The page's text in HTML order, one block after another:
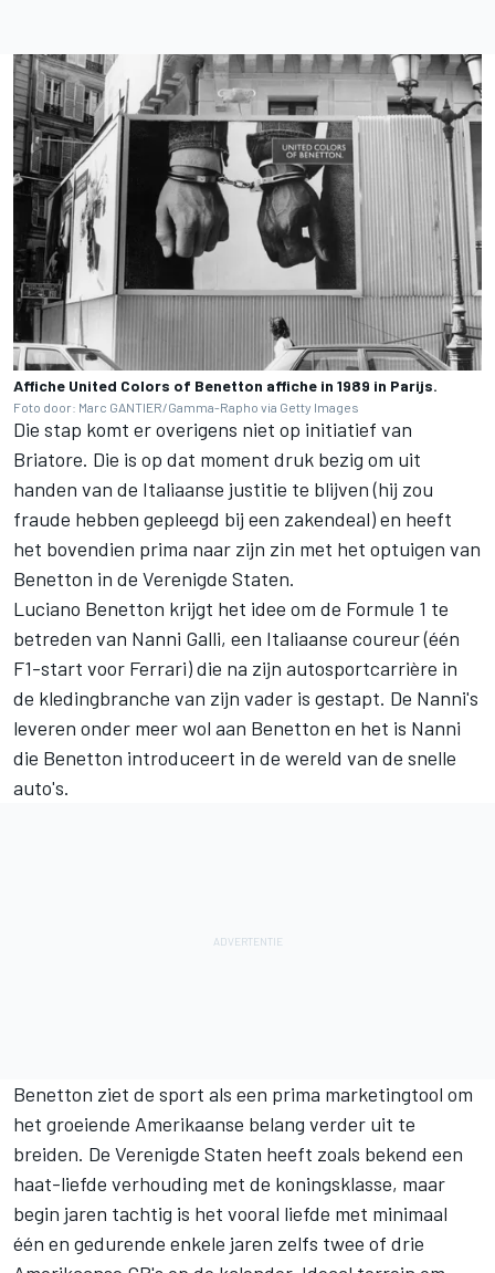
Affiche United Colors of Benetton affiche in 1989 in Parijs.
Foto door: Marc GANTIER/Gamma-Rapho via Getty Images
Die stap komt er overigens niet op initiatief van
Briatore. Die is op dat moment druk bezig om uit
handen van de Italiaanse justitie te blijven (hij zou
fraude hebben gepleegd bij een zakendeal) en heeft
het bovendien prima naar zijn zin met het optuigen van
Benetton in de Verenigde Staten.
Luciano Benetton krijgt het idee om de Formule 1 te
betreden van Nanni Galli, een Italiaanse coureur (één
F1-start voor Ferrari) die na zijn autosportcarrière in
de kledingbranche van zijn vader is gestapt. De Nanni's
leveren onder meer wol aan Benetton en het is Nanni
die Benetton introduceert in de wereld van de snelle
auto's.
Benetton ziet de sport als een prima marketingtool om
het groeiende Amerikaanse belang verder uit te
breiden. De Verenigde Staten heeft zoals bekend een
haat-liefde verhouding met de koningsklasse, maar
begin jaren tachtig is het vooral liefde met minimaal
één en gedurende enkele jaren zelfs twee of drie